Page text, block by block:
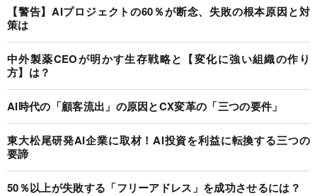
【警告】AIプロジェクトの60％が断念、失敗の根本原因と対
策は
中外製薬CEOが明かす生存戦略と【変化に強い組織の作り
方】は？
AI時代の「顧客流出」の原因とCX変革の「三つの要件」
東大松尾研発AI企業に取材！AI投資を利益に転換する三つの
要諦
50％以上が失敗する「フリーアドレス」を成功させるには？